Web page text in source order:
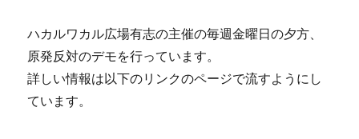
ハカルワカル広場有志の主催の毎週金曜日の夕方、
原発反対のデモを行っています。
詳しい情報は以下のリンクのページで流すようにし
ています。